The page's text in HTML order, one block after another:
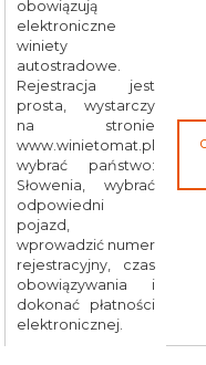
obowiązują
elektroniczne
winiety
autostradowe.
Rejestracja jest
prosta, wystarczy
na stronie
www.winietomat.pl
wybrać państwo:
Słowenia, wybrać
odpowiedni
pojazd,
wprowadzić numer
rejestracyjny, czas
obowiązywania i
dokonać płatności
elektronicznej.